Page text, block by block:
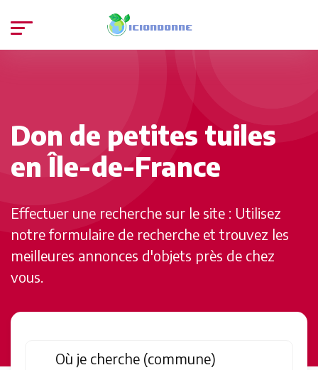
Don de petites tuiles
en Île-de-France
Effectuer une recherche sur le site : Utilisez
notre formulaire de recherche et trouvez les
meilleures annonces d'objets près de chez
vous.
Où je cherche (commune)